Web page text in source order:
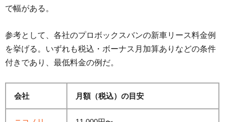
で幅がある。
参考として、各社のプロボックスバンの新車リース料金例
を挙げる。いずれも税込・ボーナス月加算ありなどの条件
付きであり、最低料金の例だ。
会社 月額（税込）の目安